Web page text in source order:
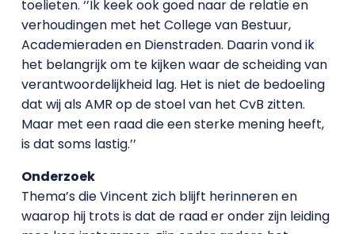
toelieten. ‘’Ik keek ook goed naar de relatie en
verhoudingen met het College van Bestuur,
Academieraden en Dienstraden. Daarin vond ik
het belangrijk om te kijken waar de scheiding van
verantwoordelijkheid lag. Het is niet de bedoeling
dat wij als AMR op de stoel van het CvB zitten.
Maar met een raad die een sterke mening heeft,
is dat soms lastig.’’
Onderzoek
Thema’s die Vincent zich blijft herinneren en
waarop hij trots is dat de raad er onder zijn leiding